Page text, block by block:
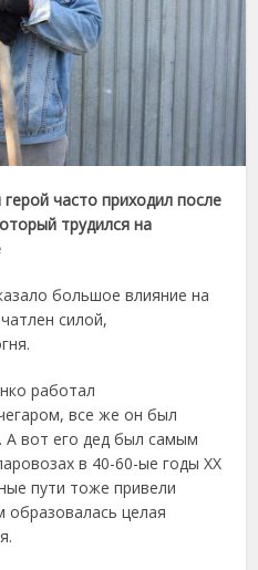
часто приходил после
трудился на
большое влияние на
силой,
работал
все же он был
А вот его дед был самым
в 40-60-ые годы ХХ
пути тоже привели
целая